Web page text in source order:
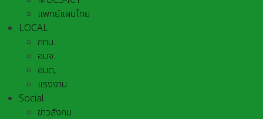
แพทย์แผนไทย
LOCAL
กทม.
อบจ.
อบต,
แรงงาน
Social
ข่าวสังคม